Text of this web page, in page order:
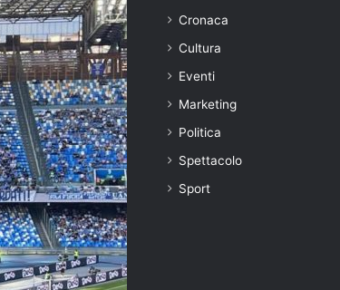
Cronaca
Cultura
Eventi
Marketing
Politica
Spettacolo
Sport